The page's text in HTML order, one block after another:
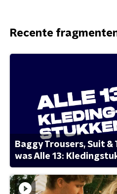
Recente
Baggy Trousers, Suit &
was Alle 13: